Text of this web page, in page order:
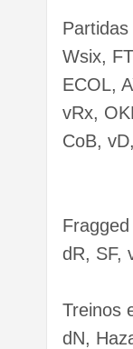
Wsix,
ECOL,
vRx,
CoB,
dR, SF,
Treinos
dN,